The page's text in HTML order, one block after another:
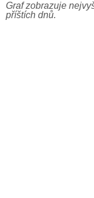
Graf zobrazuje
příštích dnů.